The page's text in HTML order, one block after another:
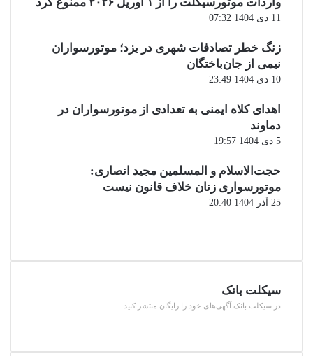
11 دی 1404 07:32
زنگ خطر تصادفات شهری در یزد؛ موتورسواران
نیمی از جان‌باختگان
10 دی 1404 23:49
اهدای کلاه ایمنی به تعدادی از موتورسواران در
دماوند
5 دی 1404 19:57
حجت‌الاسلام و المسلمین مجید انصاری:
موتورسواری زنان خلاف قانون نیست
25 آذر 1404 20:40
سیکلت بانک
در سیکلت بانک آگهی‌های خود را رایگان منتشر کنید